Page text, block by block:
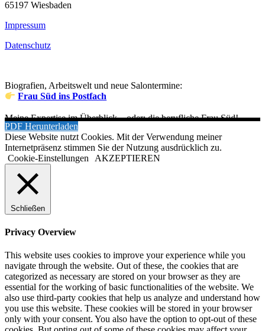
65197 Wiesbaden
Impressum
Datenschutz
Biografien, Arbeitswelt und neue Salontermine:
Frau Süd ins Postfach
Meine Expertise im Überblick – oder: die berufliche Frau Süd!
PDF Herunterladen
Diese Website nutzt Cookies. Mit der Verwendung meiner
Internetpräsenz stimmen Sie der Nutzung ausdrücklich zu.
Cookie-Einstellungen
AKZEPTIEREN
Schließen
Privacy Overview
This website uses cookies to improve your experience while you
navigate through the website. Out of these, the cookies that are
categorized as necessary are stored on your browser as they are
essential for the working of basic functionalities of the website. We
also use third-party cookies that help us analyze and understand how
you use this website. These cookies will be stored in your browser
only with your consent. You also have the option to opt-out of these